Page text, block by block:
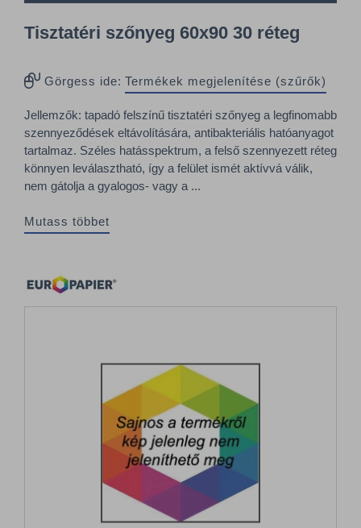
Tisztatéri szőnyeg 60x90 30 réteg
Görgess ide: Termékek megjelenítése (szűrők)
Jellemzők: tapadó felszínű tisztatéri szőnyeg a legfinomabb
szennyeződések eltávolítására, antibakteriális hatóanyagot
tartalmaz. Széles hatásspektrum, a felső szennyezett réteg
könnyen leválasztható, így a felület ismét aktívvá válik,
nem gátolja a gyalogos- vagy a ...
Mutass többet